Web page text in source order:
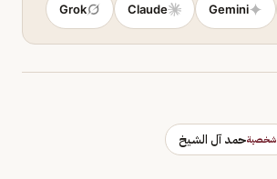
Gemini
Claude
Grok
شخصيةحمد آل الشيخ